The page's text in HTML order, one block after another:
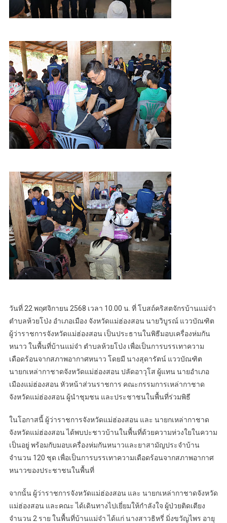
วันที่ 22 พฤศจิกายน 2568 เวลา 10.00 น. ที่ โบสถ์คริสตจักรบ้านแม่จ๋า
ตำบลห้วยโป่ง อำเภอเมือง จังหวัดแม่ฮ่องสอน นายวิบูรณ์ แววบัณฑิต
ผู้ว่าราชการจังหวัดแม่ฮ่องสอน เป็นประธานในพิธีมอบเครื่องห่มกัน
หนาว ในพื้นที่บ้านแม่จ๋า ตำบลห้วยโป่ง เพื่อเป็นการบรรเทาความ
เดือดร้อนจากสภาพอากาศหนาว โดยมี นางสุดารัตน์ แววบัณฑิต
นายกเหล่ากาชาดจังหวัดแม่ฮ่องสอน ปลัดอาวุโส ผู้แทน นายอำเภอ
เมืองแม่ฮ่องสอน หัวหน้าส่วนราชการ คณะกรรมการเหล่ากาชาด
จังหวัดแม่ฮ่องสอน ผู้นำชุมชน และประชาชนในพื้นที่ร่วมพิธี
ในโอกาสนี้ ผู้ว่าราชการจังหวัดแม่ฮ่องสอน และ นายกเหล่ากาชาด
จังหวัดแม่ฮ่องสอน ได้พบปะชาวบ้านในพื้นที่ด้วยความห่วงใยในความ
เป็นอยู่ พร้อมกับมอบเครื่องห่มกันหนาวและยาสามัญประจำบ้าน
จำนวน 120 ชุด เพื่อเป็นการบรรเทาความเดือดร้อนจากสภาพอากาศ
หนาวของประชาชนในพื้นที่
จากนั้น ผู้ว่าราชการจังหวัดแม่ฮ่องสอน และ นายกเหล่ากาชาดจังหวัด
แม่ฮ่องสอน และคณะ ได้เดินทางไปเยี่ยมให้กำลังใจ ผู้ป่วยติดเตียง
จำนวน 2 ราย ในพื้นที่บ้านแม่จ๋า ได้แก่ นางสาวธิหรี่ มิ่งขวัญไพร อายุ